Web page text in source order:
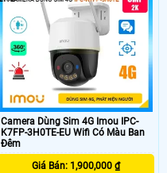
Camera Dùng Sim 4G Imou IPC-
K7FP-3H0TE-EU Wifi Có Màu Ban
Đêm
Giá Bán: 1,900,000 ₫